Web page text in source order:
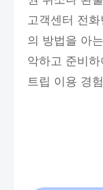
고객센터 전
의 방법을 아
악하고 준비
트립 이용 경